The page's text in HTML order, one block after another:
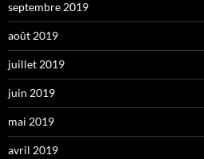
septembre 2019
août 2019
juillet 2019
juin 2019
mai 2019
avril 2019